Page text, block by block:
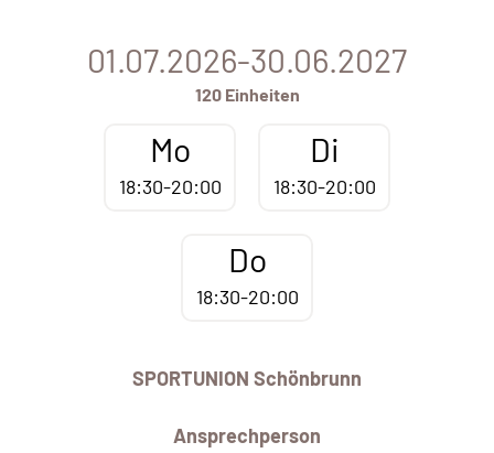
01.07.2026-30.06.2027
120 Einheiten
Mo
18:30-20:00
Di
18:30-20:00
Do
18:30-20:00
SPORTUNION Schönbrunn
Ansprechperson